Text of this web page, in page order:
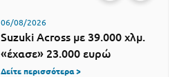
06/08/2026
Suzuki Across με 39.000 χλμ.
«έχασε» 23.000 ευρώ
Δείτε περισσότερα >